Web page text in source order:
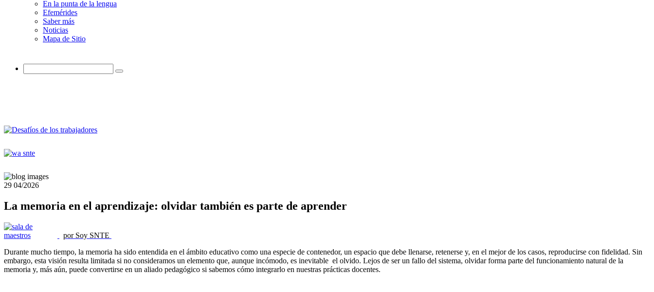
En la punta de la lengua
Efemérides
Saber más
Noticias
Mapa de Sitio
29 04/2026
La memoria en el aprendizaje: olvidar también es parte de aprender
por Soy SNTE
Durante mucho tiempo, la memoria ha sido entendida en el ámbito educativo como una especie de contenedor, un espacio que debe llenarse, retenerse y, en el mejor de los casos, reproducirse con fidelidad. Sin
embargo, esta visión resulta limitada si no consideramos un elemento que, aunque incómodo, es inevitable el olvido. Lejos de ser un fallo del sistema, olvidar forma parte del funcionamiento natural de la
memoria y, más aún, puede convertirse en un aliado pedagógico si sabemos cómo integrarlo en nuestras prácticas docentes.